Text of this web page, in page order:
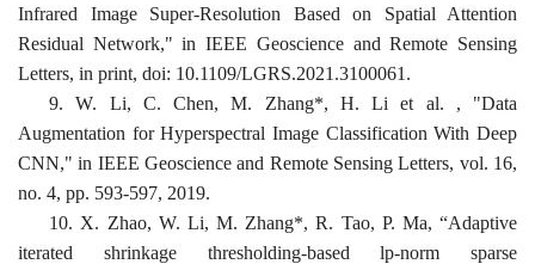
Infrared Image Super-Resolution Based on Spatial Attention
Residual Network," in IEEE Geoscience and Remote Sensing
Letters, in print, doi: 10.1109/LGRS.2021.3100061.
9.W. Li, C. Chen, M. Zhang*, H. Li et al. , "Data
Augmentation for Hyperspectral Image Classification With Deep
CNN," in IEEE Geoscience and Remote Sensing Letters, vol. 16,
no. 4, pp. 593-597, 2019.
10. X. Zhao, W. Li, M. Zhang*, R. Tao, P. Ma, “Adaptive
iterated shrinkage thresholding-based lp-norm sparse